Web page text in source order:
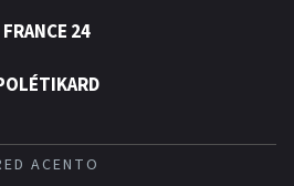
FRANCE 24
ACENTO